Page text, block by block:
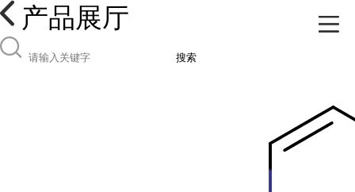
产品展厅
搜索